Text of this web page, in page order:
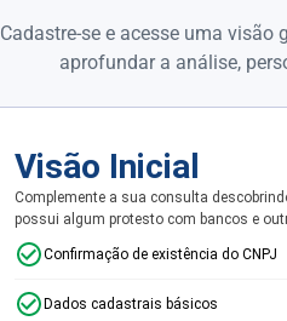
Cadastre-se e acesse uma
aprofundar a análise,
Visão Inicial
Complemente a sua consulta
possui algum protesto com bancos e
Confirmação de existência do CNPJ
Dados cadastrais básicos